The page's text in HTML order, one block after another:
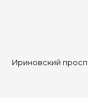
Ириновский